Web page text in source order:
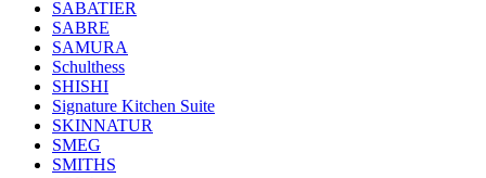
SABATIER
SABRE
SAMURA
Schulthess
SHISHI
Signature Kitchen Suite
SKINNATUR
SMEG
SMITHS